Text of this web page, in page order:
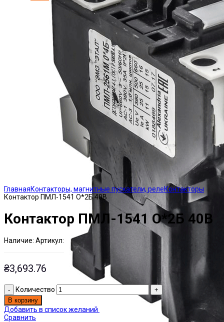
ГлавнаяКонтакторы, магнитные пускатели, релеКонтакторы
Контактор ПМЛ-1541 О*2Б 40В
Контактор ПМЛ-1541 О*2Б 40В
Наличие: Артикул:
₴3,693.76
Количество
В корзину
Добавить в список желаний
Сравнить